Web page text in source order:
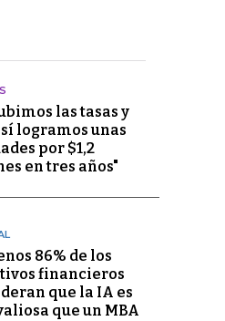
las tasas y
logramos unas
por $1,2
en tres años"
86% de los
financieros
que la IA es
que un MBA